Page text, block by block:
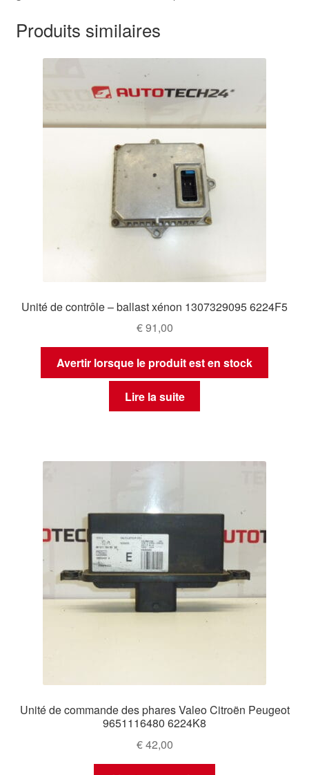
Produits similaires
Unité de contrôle – ballast xénon 1307329095 6224F5
€91,00
Avertir lorsque le produit est en stock
Lire la suite
Unité de commande des phares Valeo Citroën Peugeot
9651116480 6224K8
€42,00